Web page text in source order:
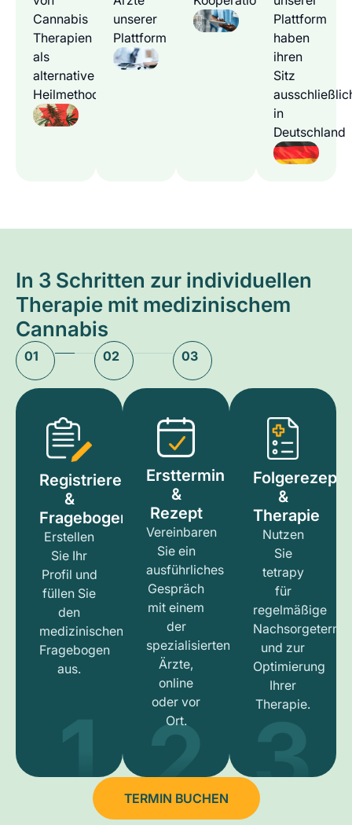
Cannabis
Therapien
als
alternative
Heilmethode
unserer
Plattform
Plattform
haben
ihren
Sitz
in
Deutschland
In 3 Schritten zur individuellen
Therapie mit medizinischem
Cannabis
01 02 03
Registrieren
&
Fragebogen
Erstellen
Sie Ihr
Profil und
füllen Sie
den
medizinischen
Fragebogen
aus.
1
Ersttermin
&
Rezept
Vereinbaren
Sie ein
ausführliches
Gespräch
mit einem
der
spezialisierten
Ärzte,
online
oder vor
Ort.
2
Folgerezept
&
Therapie
Nutzen
Sie
tetrapy
für
regelmäßige
und zur
Optimierung
Ihrer
Therapie.
3
TERMIN BUCHEN